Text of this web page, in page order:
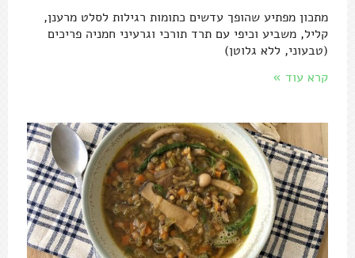
מתכון מפתיע שהופך עדשים כתומות רגילות לסלט מרענן,
קליל, משביע וכיפי עם תרד תורכי וגרעיני חמניה פריכים
(טבעוני, ללא גלוטן)
קרא עוד »